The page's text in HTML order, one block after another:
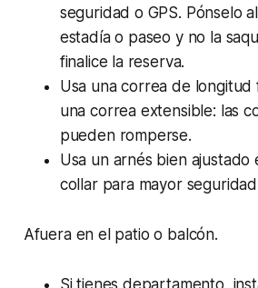
seguridad o GPS. Pónselo
estadía o paseo y no la
finalice la reserva.
Usa una correa de longitud
una correa extensible: las
pueden romperse.
Usa un arnés bien ajustado
collar para mayor
Afuera en el patio o balcón.
Si tienes departamento,